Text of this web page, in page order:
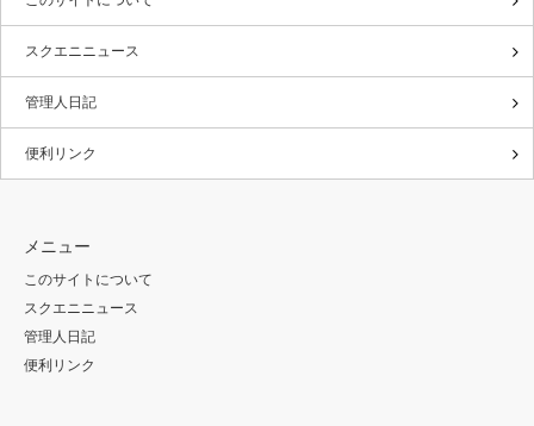
スクエニニュース
管理人日記
便利リンク
メニュー
このサイトについて
スクエニニュース
管理人日記
便利リンク